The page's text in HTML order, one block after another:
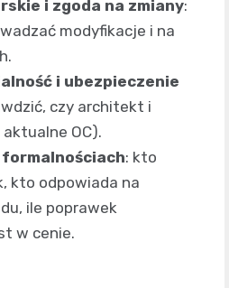
i zgoda na zmiany:
modyfikacje i na
i ubezpieczenie
czy architekt i
OC).
formalnościach: kto
kto odpowiada na
ile poprawek
w cenie.